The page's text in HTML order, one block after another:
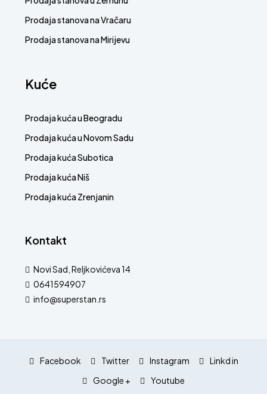
Prodaja stanova na Vračaru
Prodaja stanova na Mirijevu
Kuće
Prodaja kuća u Beogradu
Prodaja kuća u Novom Sadu
Prodaja kuća Subotica
Prodaja kuća Niš
Prodaja kuća Zrenjanin
Kontakt
Novi Sad, Reljkovićeva 14
0641594907
info@superstan.rs
Facebook Twitter Instagram
Linkd in
Google +
Youtube